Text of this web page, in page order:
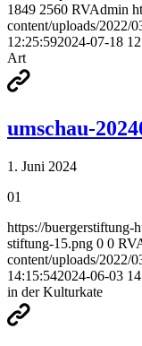
1849 2560 RVAdmin
content/uploads/2022/
12:25:592024-07-18
Art
umschau-
1. Juni 2024
01
https://buergerstiftung-
stiftung-15.png 0 0
content/uploads/2022/
14:15:542024-06-03
in der Kulturkate